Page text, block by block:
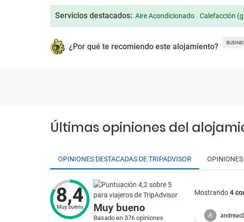
Servicios destacados: Aire Acondicionado Calefacción
¿Por qué te recomiendo este alojamiento?
Últimas opiniones del
OPINIONES DESTACADAS DE TRIPADVISOR OPINIONES
8,4
Muy bueno Muy bueno
Basado en 376 opiniones
Mostrando4
A